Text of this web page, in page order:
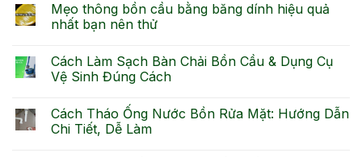
Mẹo thông bồn cầu bằng băng dính hiệu quả
nhất bạn nên thử
Cách Làm Sạch Bàn Chải Bồn Cầu & Dụng Cụ
Vệ Sinh Đúng Cách
Cách Tháo Ống Nước Bồn Rửa Mặt: Hướng Dẫn
Chi Tiết, Dễ Làm